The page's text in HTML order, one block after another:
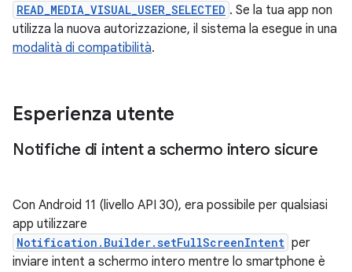
READ_MEDIA_VISUAL_USER_SELECTED . Se la tua app non
utilizza la nuova autorizzazione, il sistema la esegue in una
modalità di compatibilità.
Esperienza utente
Notifiche di intent a schermo intero sicure
Con Android 11 (livello API 30), era possibile per qualsiasi
app utilizzare
Notification.Builder.setFullScreenIntent per
inviare intent a schermo intero mentre lo smartphone è